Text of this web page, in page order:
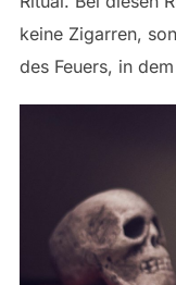
keine Zigarren,
des Feuers, in